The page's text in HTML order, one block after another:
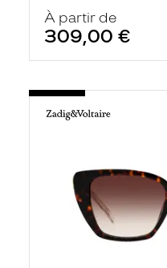
À partir de
309,00 €